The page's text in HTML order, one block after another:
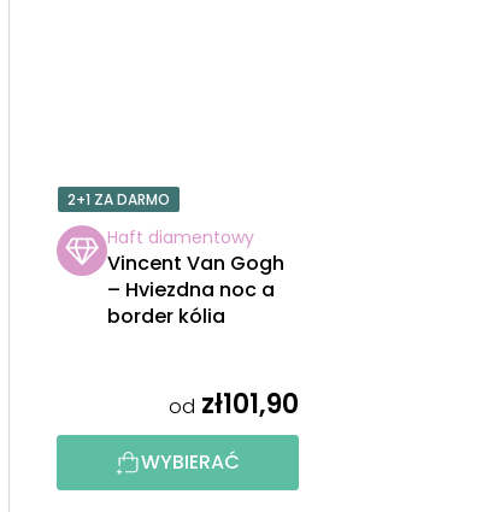
2+1 ZA DARMO
Haft diamentowy
Vincent Van Gogh
– Hviezdna noc a
border kólia
od zł101,90
WYBIERAĆ